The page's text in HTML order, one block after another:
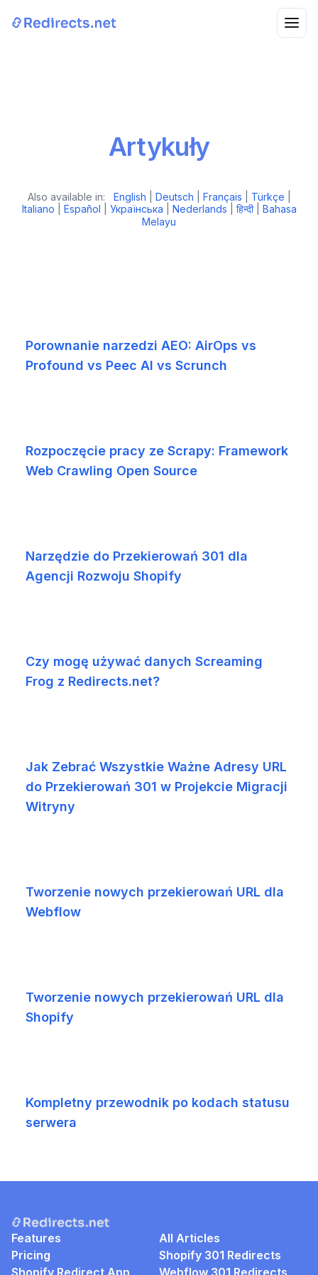
Artykuły
Also available in: English Deutsch Français Türkçe
Italiano
Español Українська Nederlands हिन्दी| Bahasa
Melayu
Porownanie narzedzi AEO: AirOps vs
Profound vs Peec AI vs Scrunch
Rozpoczęcie pracy ze Scrapy: Framework
Web Crawling Open Source
Narzędzie do Przekierowań 301 dla
Agencji Rozwoju Shopify
Czy mogę używać danych Screaming
Frog z Redirects.net?
Jak Zebrać Wszystkie Ważne Adresy URL
do Przekierowań 301 w Projekcie Migracji
Witryny
Tworzenie nowych przekierowań URL dla
Webflow
Tworzenie nowych przekierowań URL dla
Shopify
Kompletny przewodnik po kodach statusu
serwera
Features
Pricing
Shopify Redirect App
All Articles
Shopify 301 Redirects
Webflow 301 Redirects